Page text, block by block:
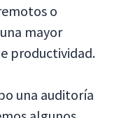
o
mayor
productividad.
una auditoría